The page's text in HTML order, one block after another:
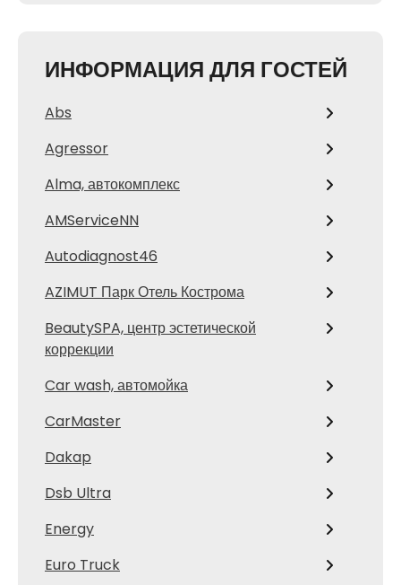
ИНФОРМАЦИЯ ДЛЯ ГОСТЕЙ
Abs
Agressor
Alma, автокомплекс
AMServiceNN
Autodiagnost46
AZIMUT Парк Отель Кострома
BeautySPA, центр эстетической
коррекции
Car wash, автомойка
CarMaster
Dakap
Dsb Ultra
Energy
Euro Truck